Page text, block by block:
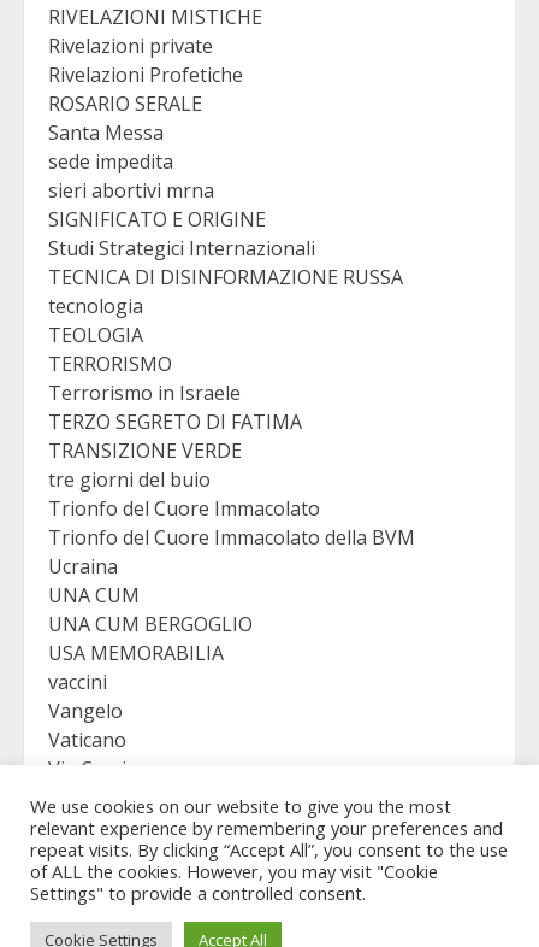
RIVELAZIONI MISTICHE
Rivelazioni private
Rivelazioni Profetiche
ROSARIO SERALE
Santa Messa
sede impedita
sieri abortivi mrna
SIGNIFICATO E ORIGINE
Studi Strategici Internazionali
TECNICA DI DISINFORMAZIONE RUSSA
tecnologia
TEOLOGIA
TERRORISMO
Terrorismo in Israele
TERZO SEGRETO DI FATIMA
TRANSIZIONE VERDE
tre giorni del buio
Trionfo del Cuore Immacolato
Trionfo del Cuore Immacolato della BVM
Ucraina
UNA CUM
UNA CUM BERGOGLIO
USA MEMORABILIA
vaccini
Vangelo
Vaticano
Via Crucis
VICTORY
Viganò
Copyright © Revelation Virgo - All rights reserved.
We use cookies on our website to give you the most
relevant experience by remembering your preferences and
repeat visits. By clicking “Accept All”, you consent to the use
of ALL the cookies. However, you may visit "Cookie
Settings" to provide a controlled consent.
Cookie Settings Accept All